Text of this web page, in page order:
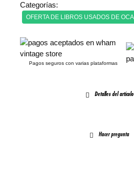
Categorías:
OFERTA DE LIBROS USADOS DE
Pagos seguros con varias plataformas
Detalles del artículo
Hacer pregunta